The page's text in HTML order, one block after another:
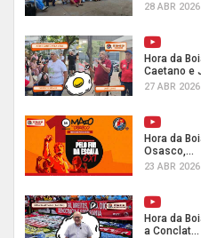
28 ABR 2026
Hora da
Caetano e
27 ABR 2026
Hora da
Osasco,...
23 ABR 2026
Hora da
a Conclat...